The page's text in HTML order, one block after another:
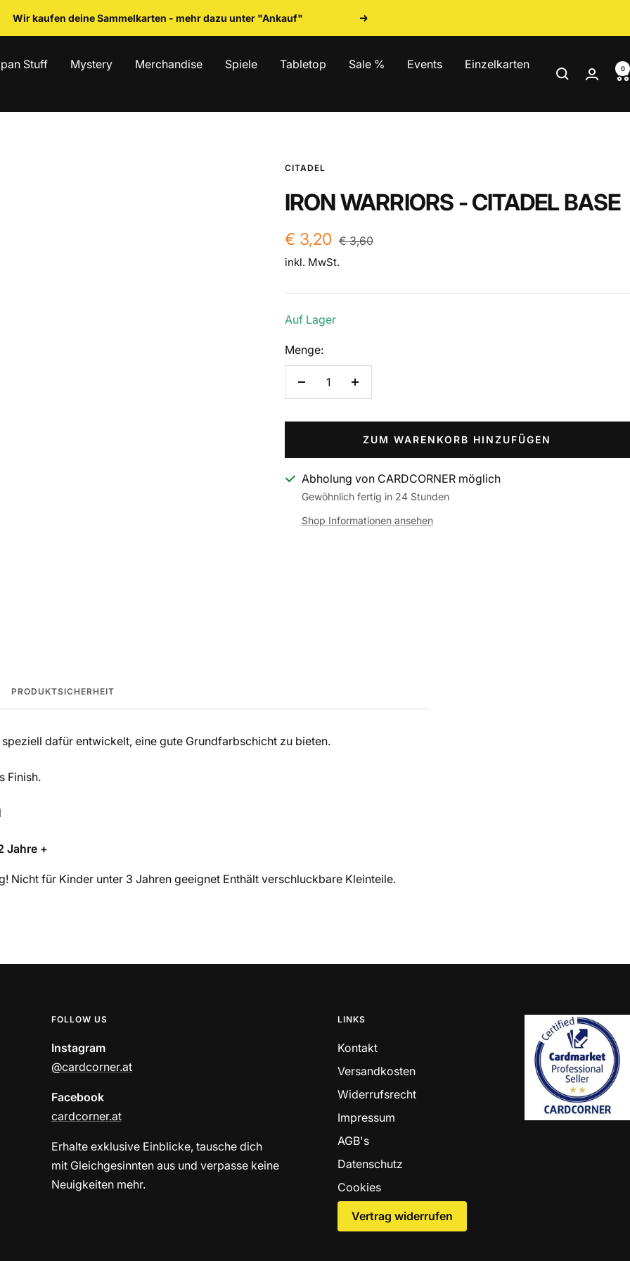
Wir kaufen deine Sammelkarten - mehr dazu unter "Ankauf" Weiter
Stuff Mystery Merchandise Spiele Tabletop Sale % Events Einzelkarten 0
CITADEL
IRON WARRIORS - CITADEL BASE
Angebotspreis
€ 3,20 Regulärer
€ 3,60
inkl. MwSt.
Auf Lager
Menge:
Menge
Menge
ZUM WARENKORB HINZUFÜGEN
Abholung von CARDCORNER möglich
Gewöhnlich fertig in 24 Stunden
Shop Informationen ansehen
PRODUKTSICHERHEIT
dafür entwickelt, eine gute Grundfarbschicht zu bieten.
Finish.
Jahre +
Nicht für Kinder unter 3 Jahren geeignet Enthält verschluckbare Kleinteile.
FOLLOW US
Instagram
@cardcorner.at
Facebook
cardcorner.at
Erhalte exklusive Einblicke, tausche dich
mit Gleichgesinnten aus und verpasse keine
Neuigkeiten mehr.
LINKS
Kontakt
Versandkosten
Widerrufsrecht
Impressum
AGB's
Datenschutz
Cookies
Vertrag widerrufen